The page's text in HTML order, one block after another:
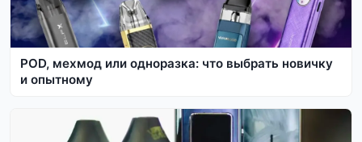
POD, мехмод или одноразка: что выбрать новичку
и опытному